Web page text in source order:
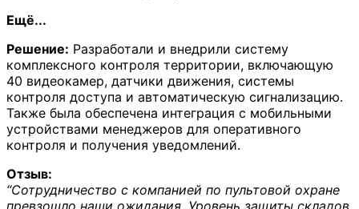
Ещё...
Решение: Разработали и внедрили систему
комплексного контроля территории, включающую
40 видеокамер, датчики движения, системы
контроля доступа и автоматическую сигнализацию.
Также была обеспечена интеграция с мобильными
устройствами менеджеров для оперативного
контроля и получения уведомлений.
Отзыв:
“Сотрудничество с компанией по пультовой охране
превзошло наши ожидания. Уровень защиты складов